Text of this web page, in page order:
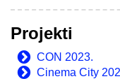
Projekti
CON 2023.
Cinema City